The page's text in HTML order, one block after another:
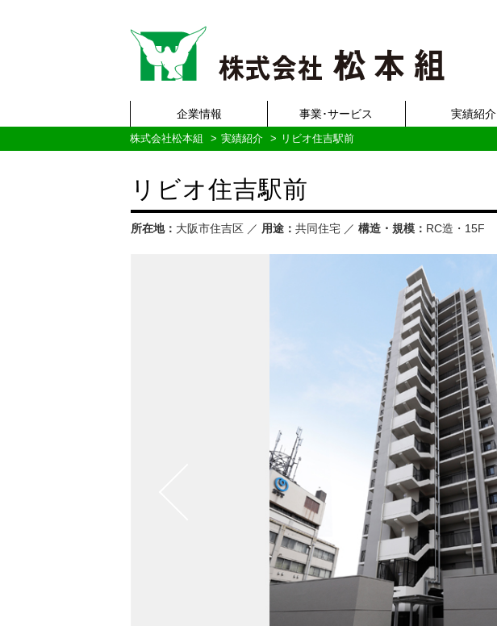
企業情報 事業･サービス 実績紹介
株式会社松本組 実績紹介 リビオ住吉駅前
リビオ住吉駅前
所在地： 大阪市住吉区 ／ 用途： 共同住宅 ／ 構造・規模： RC造・15F